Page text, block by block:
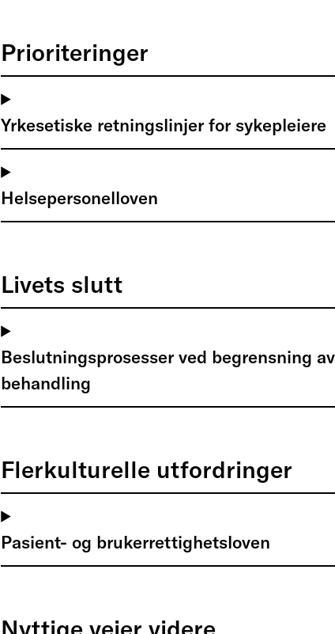
Prioriteringer
Yrkesetiske retningslinjer for sykepleiere
Helsepersonelloven
Livets slutt
Beslutningsprosesser ved begrensning
behandling
Flerkulturelle utfordringer
Pasient- og brukerrettighetsloven